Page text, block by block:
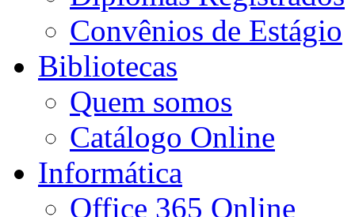
Convênios de Estágio
Bibliotecas
Quem somos
Catálogo Online
Informática
Office 365 Online